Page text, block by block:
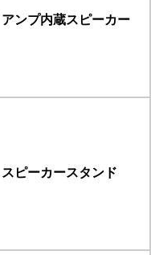
アンプ内蔵スピーカー
スピーカースタンド